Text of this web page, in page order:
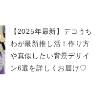
【2025年最新】デコうち
わが最新推し活！作り方
や真似したい背景デザイ
ン6選を詳しくお届け♡